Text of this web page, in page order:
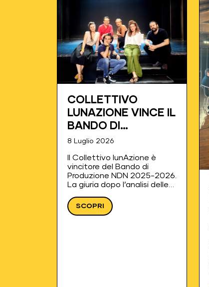
COLLETTIVO
LUNAZIONE VINCE IL
BANDO DI
PRODUZIONE NDN
2025-2026
8 Luglio 2026
Il Collettivo lunAzione è
vincitore del Bando di
Produzione NDN 2025-2026.
La giuria dopo l’analisi delle
progettuali ha riconosciuto
le potenzialità del progetto
SCOPRI